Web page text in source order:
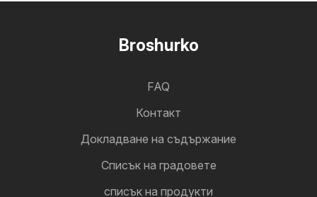
Broshurko
FAQ
Контакт
Докладване на съдържание
Cписък на градовете
списък на продукти